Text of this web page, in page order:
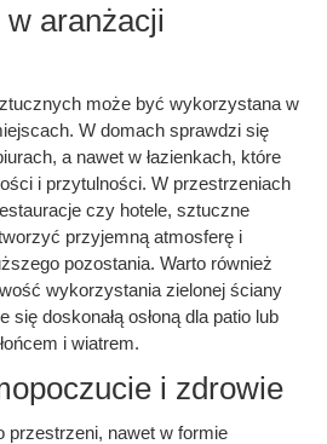
aranżacji
może być wykorzystana w
W domach sprawdzi się
a nawet w łazienkach, które
i przytulności. W przestrzeniach
czy hotele, sztuczne
przyjemną atmosferę i
pozostania. Warto również
wykorzystania zielonej ściany
się doskonałą osłoną dla patio lub
i wiatrem.
i zdrowie
przestrzeni, nawet w formie